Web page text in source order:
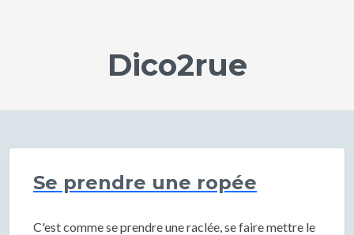
Dico2rue
Se prendre une ropée
C'est comme se prendre une raclée, se faire mettre le